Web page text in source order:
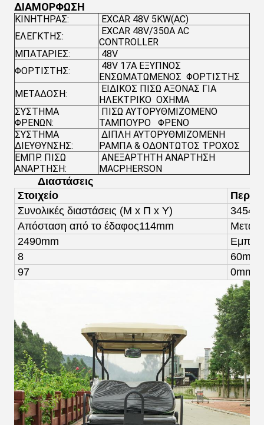
ΔΙΑΜΟΡΦΩΣΗ
ΚΙΝΗΤΗΡΑΣ:
EXCAR 48V 5KW(AC)
ΕΛΕΓΚΤΗΣ:
EXCAR 48V/350A AC
CONTROLLER
ΜΠΑΤΑΡΙΕΣ:
48V
ΦΟΡΤΙΣΤΗΣ:
48V 17A ΕΞΥΠΝΟΣ
ΕΝΣΩΜΑΤΩΜΕΝΟΣ ΦΟΡΤΙΣΤΗΣ
ΜΕΤΑΔΟΣΗ:
ΕΙΔΙΚΟΣ ΠΙΣΩ ΑΞΟΝΑΣ ΓΙΑ
ΗΛΕΚΤΡΙΚΟ ΟΧΗΜΑ
ΣΥΣΤΗΜΑ
ΦΡΕΝΩΝ:
ΠΙΣΩ ΑΥΤΟΡΥΘΜΙΖΟΜΕΝΟ
ΤΑΜΠΟΥΡΟ ΦΡΕΝΟ
ΣΥΣΤΗΜΑ
ΔΙΕΥΘΥΝΣΗΣ:
ΔΙΠΛΗ ΑΥΤΟΡΥΘΜΙΖΟΜΕΝΗ
ΡΑΜΠΑ & ΟΔΟΝΤΩΤΟΣ ΤΡΟΧΟΣ
ΕΜΠΡ. ΠΙΣΩ
ΑΝΑΡΤΗΣΗ:
ΑΝΕΞΑΡΤΗΤΗ ΑΝΑΡΤΗΣΗ
MACPHERSON
Διαστάσεις
Στοιχείο
Συνολικές διαστάσεις (Μ x Π x Υ) 3454
Απόσταση από το έδαφος114mm
2490mm
8
60mm
97
0mm